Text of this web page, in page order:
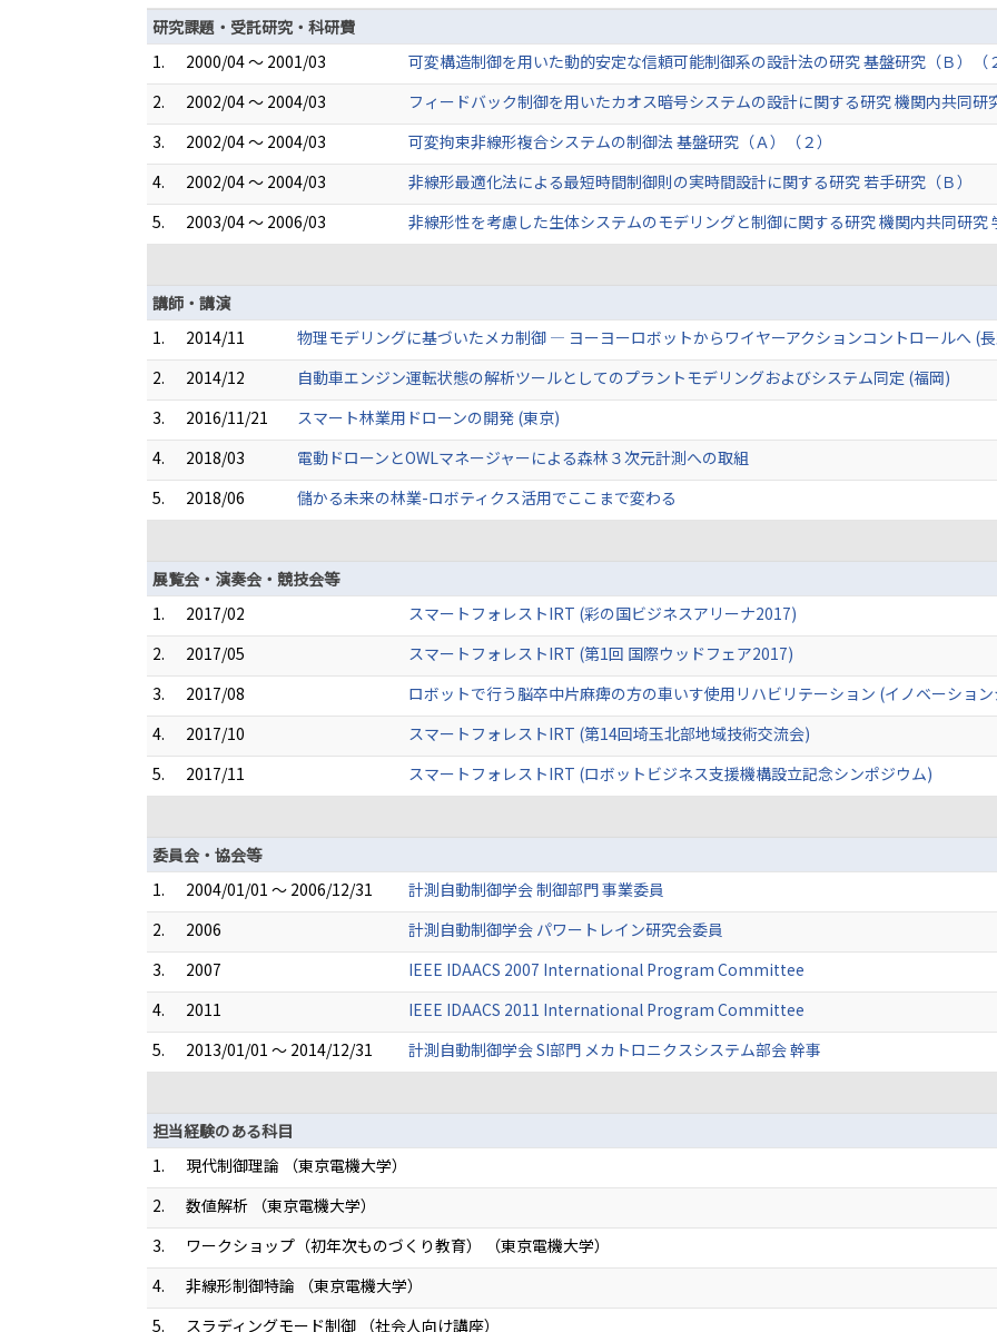
研究課題・受託研究・科研費
1.
2000/04 ～ 2001/03
可変構造制御を用いた動的安定な信頼可能制御系の設計法の研究 基盤研究（Ｂ）（２
2.
2002/04 ～ 2004/03
フィードバック制御を用いたカオス暗号システムの設計に関する研究 機関内共同研
3.
2002/04 ～ 2004/03
可変拘束非線形複合システムの制御法 基盤研究（Ａ）（２）
4.
2002/04 ～ 2004/03
非線形最適化法による最短時間制御則の実時間設計に関する研究 若手研究（Ｂ）
5.
2003/04 ～ 2006/03
非線形性を考慮した生体システムのモデリングと制御に関する研究 機関内共同研究
講師・講演
1.
2014/11
物理モデリングに基づいたメカ制御 ― ヨーヨーロボットからワイヤーアクションコントロールへ (
2.
2014/12
自動車エンジン運転状態の解析ツールとしてのプラントモデリングおよびシステム同定 (福岡)
3.
2016/11/21
スマート林業用ドローンの開発 (東京)
4.
2018/03
電動ドローンとOWLマネージャーによる森林３次元計測への取組
5.
2018/06
儲かる未来の林業-ロボティクス活用でここまで変わる
展覧会・演奏会・競技会等
1.
2017/02
スマートフォレストIRT (彩の国ビジネスアリーナ2017)
2.
2017/05
スマートフォレストIRT (第1回 国際ウッドフェア2017)
3.
2017/08
ロボットで行う脳卒中片麻痺の方の車いす使用リハビリテーション (イノベーショ
4.
2017/10
スマートフォレストIRT (第14回埼玉北部地域技術交流会)
5.
2017/11
スマートフォレストIRT (ロボットビジネス支援機構設立記念シンポジウム)
委員会・協会等
1.
2004/01/01 ～ 2006/12/31
計測自動制御学会 制御部門 事業委員
2.
2006
計測自動制御学会 パワートレイン研究会委員
3.
2007
IEEE IDAACS 2007 International Program Committee
4.
2011
IEEE IDAACS 2011 International Program Committee
5.
2013/01/01 ～ 2014/12/31
計測自動制御学会 SI部門 メカトロニクスシステム部会 幹事
担当経験のある科目
1.
現代制御理論 （東京電機大学）
2.
数値解析 （東京電機大学）
3.
ワークショップ（初年次ものづくり教育） （東京電機大学）
4.
非線形制御特論 （東京電機大学）
5.
スラディングモード制御 （社会人向け講座）